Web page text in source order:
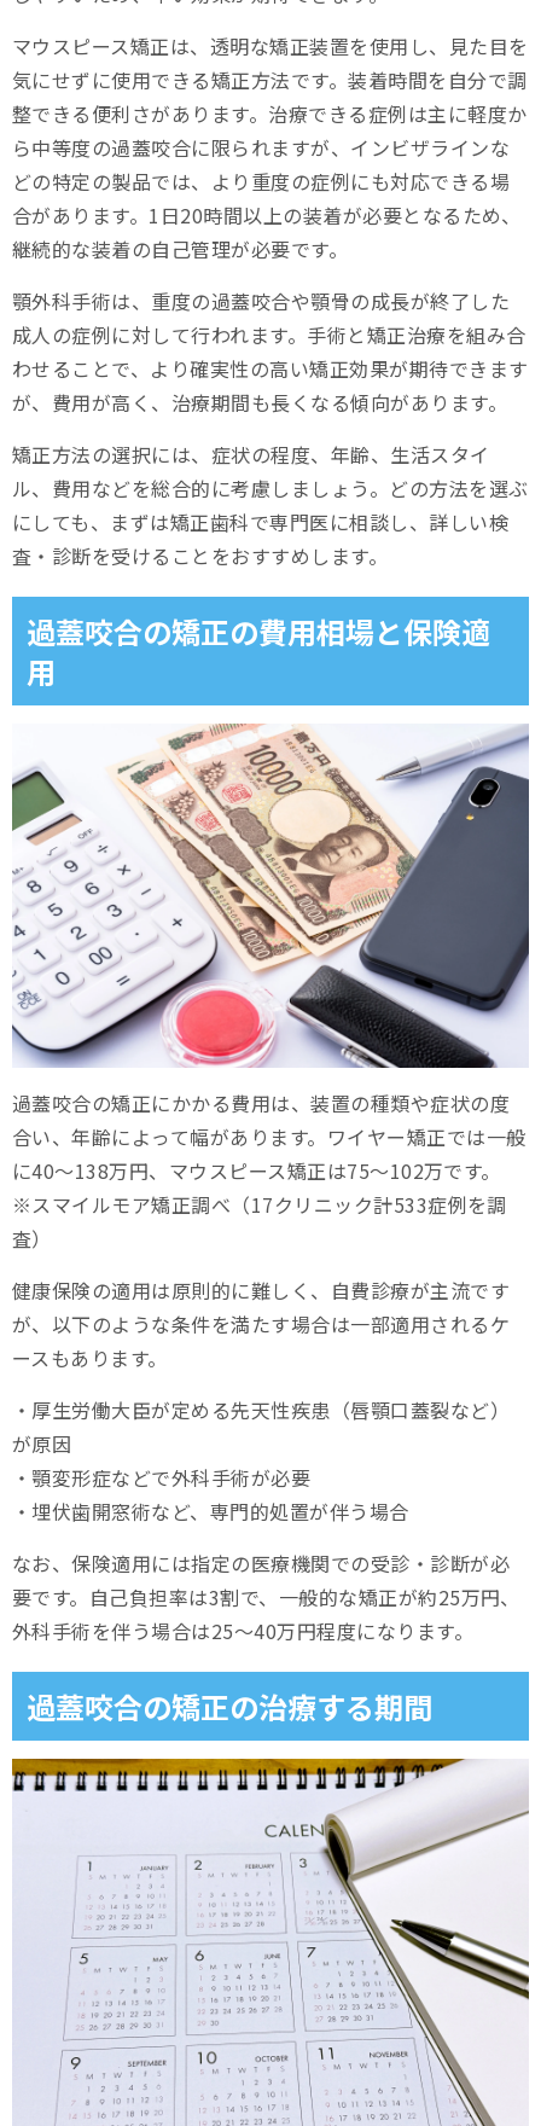
マウスピース矯正は、透明な矯正装置を使用し、見た目を
気にせずに使用できる矯正方法です。装着時間を自分で調
整できる便利さがあります。治療できる症例は主に軽度か
ら中等度の過蓋咬合に限られますが、インビザラインな
どの特定の製品では、より重度の症例にも対応できる場
合があります。1日20時間以上の装着が必要となるため、
継続的な装着の自己管理が必要です。
顎外科手術は、重度の過蓋咬合や顎骨の成長が終了した
成人の症例に対して行われます。手術と矯正治療を組み合
わせることで、より確実性の高い矯正効果が期待できます
が、費用が高く、治療期間も長くなる傾向があります。
矯正方法の選択には、症状の程度、年齢、生活スタイ
ル、費用などを総合的に考慮しましょう。どの方法を選ぶ
にしても、まずは矯正歯科で専門医に相談し、詳しい検
査・診断を受けることをおすすめします。
過蓋咬合の矯正の費用相場と保険適
用
過蓋咬合の矯正にかかる費用は、装置の種類や症状の度
合い、年齢によって幅があります。ワイヤー矯正では一般
に40～138万円、マウスピース矯正は75～102万です。
※スマイルモア矯正調べ（17クリニック計533症例を調
査）
健康保険の適用は原則的に難しく、自費診療が主流です
が、以下のような条件を満たす場合は一部適用されるケ
ースもあります。
・厚生労働大臣が定める先天性疾患（唇顎口蓋裂など）
が原因
・顎変形症などで外科手術が必要
・埋伏歯開窓術など、専門的処置が伴う場合
なお、保険適用には指定の医療機関での受診・診断が必
要です。自己負担率は3割で、一般的な矯正が約25万円、
外科手術を伴う場合は25～40万円程度になります。
過蓋咬合の矯正の治療する期間